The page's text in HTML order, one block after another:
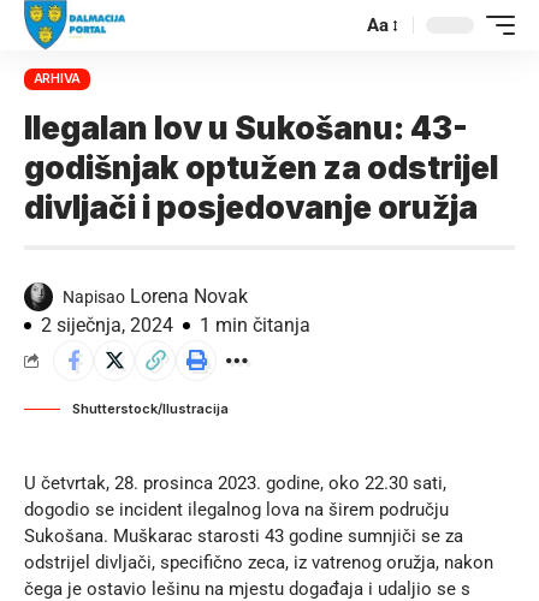
Aa
ARHIVA
Ilegalan lov u Sukošanu: 43-
godišnjak optužen za odstrijel
divljači i posjedovanje oružja
Napisao Lorena Novak
2 siječnja, 2024
1 min čitanja
Shutterstock/Ilustracija
U četvrtak, 28. prosinca 2023. godine, oko 22.30 sati,
dogodio se incident ilegalnog lova na širem području
Sukošana. Muškarac starosti 43 godine sumnjiči se za
odstrijel divljači, specifično zeca, iz vatrenog oružja, nakon
čega je ostavio lešinu na mjestu događaja i udaljio se s